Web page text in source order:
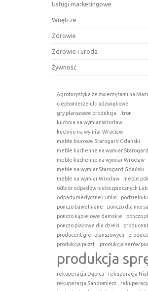
Usługi marketingowe
Wnętrze
Zdrowie
Zdrowie i uroda
Żywność
Agroturystyka ze zwierzętami na
ciepłomierze ultradźwiękowe
gry planszowe produkcja
itron
kuchnia na wymiar Wrocław
kuchnie na wymiar Wrocław
meble biurowe Starogard Gdański
meble kuchenne na wymiar
meble kuchenne na wymiar Wrocław
meble na wymiar Starogard Gdański
meble na wymiar Wrocław
meble
odbiór odpadów niebezpiecznych
odpady medyczne Lublin
ponczo bawełniane
ponczo dla morsa
ponczo kąpielowe damskie
ponczo
ponczo plażowe dla dzieci
producent gier planszowych
produkcja puzzli
produkcja serów
produkcja
rekuperacja Dębica
rekuperacja
rekuperacja Sandomierz